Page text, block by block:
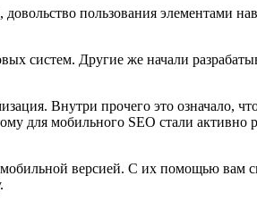
пользования элементами
систем. Другие же начали
Внутри прочего это означало,
для мобильного SEO стали активно
версией. С их помощью вам